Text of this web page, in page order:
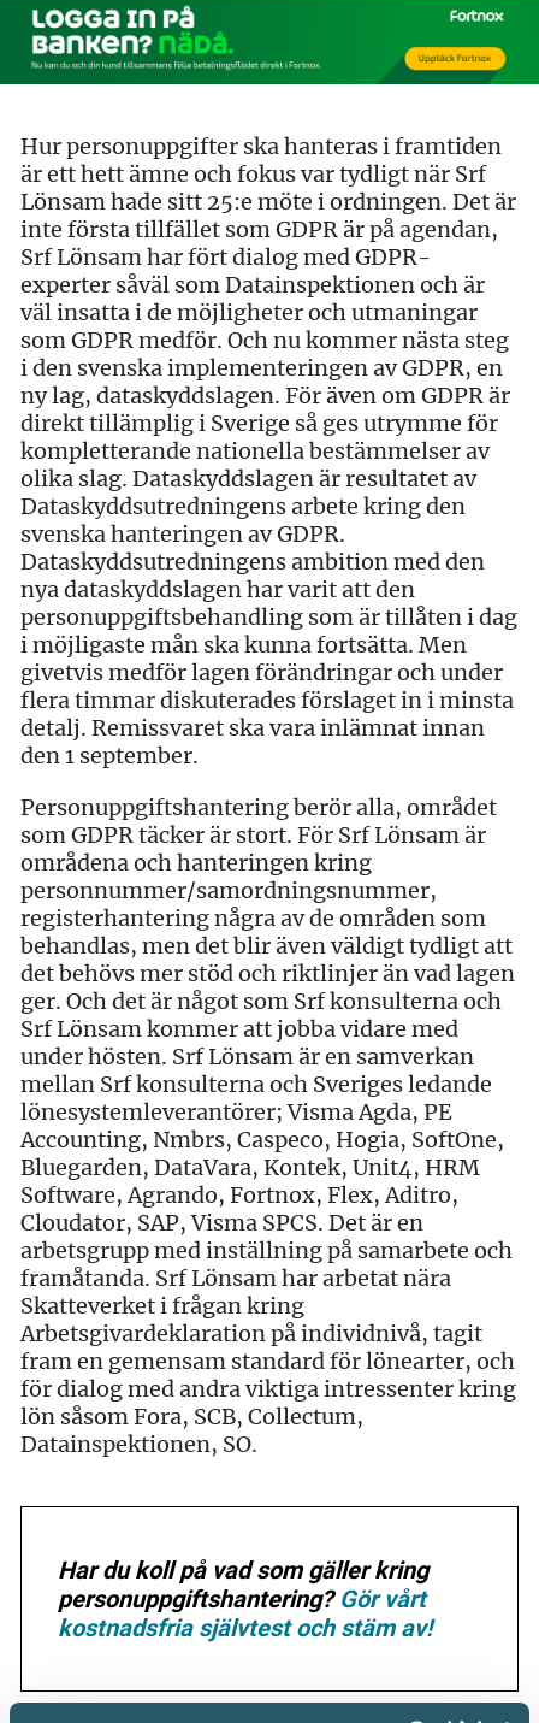
Hur personuppgifter ska hanteras i framtiden
är ett hett ämne och fokus var tydligt när Srf
Lönsam hade sitt 25:e möte i ordningen. Det är
inte första tillfället som GDPR är på agendan,
Srf Lönsam har fört dialog med GDPR-
experter såväl som Datainspektionen och är
väl insatta i de möjligheter och utmaningar
som GDPR medför. Och nu kommer nästa steg
i den svenska implementeringen av GDPR, en
ny lag, dataskyddslagen. För även om GDPR är
direkt tillämplig i Sverige så ges utrymme för
kompletterande nationella bestämmelser av
olika slag. Dataskyddslagen är resultatet av
Dataskyddsutredningens arbete kring den
svenska hanteringen av GDPR.
Dataskyddsutredningens ambition med den
nya dataskyddslagen har varit att den
personuppgiftsbehandling som är tillåten i dag
i möjligaste mån ska kunna fortsätta. Men
givetvis medför lagen förändringar och under
flera timmar diskuterades förslaget in i minsta
detalj. Remissvaret ska vara inlämnat innan
den 1 september.
Personuppgiftshantering berör alla, området
som GDPR täcker är stort. För Srf Lönsam är
områdena och hanteringen kring
personnummer/samordningsnummer,
registerhantering några av de områden som
behandlas, men det blir även väldigt tydligt att
det behövs mer stöd och riktlinjer än vad lagen
ger. Och det är något som Srf konsulterna och
Srf Lönsam kommer att jobba vidare med
under hösten. Srf Lönsam är en samverkan
mellan Srf konsulterna och Sveriges ledande
lönesystemleverantörer; Visma Agda, PE
Accounting, Nmbrs, Caspeco, Hogia, SoftOne,
Bluegarden, DataVara, Kontek, Unit4, HRM
Software, Agrando, Fortnox, Flex, Aditro,
Cloudator, SAP, Visma SPCS. Det är en
arbetsgrupp med inställning på samarbete och
framåtanda. Srf Lönsam har arbetat nära
Skatteverket i frågan kring
Arbetsgivardeklaration på individnivå, tagit
fram en gemensam standard för lönearter, och
för dialog med andra viktiga intressenter kring
lön såsom Fora, SCB, Collectum,
Datainspektionen, SO.
Har du koll på vad som gäller kring
personuppgiftshantering? Gör vårt
kostnadsfria självtest och stäm av!